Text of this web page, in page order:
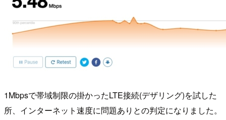
1Mbpsで帯域制限の掛かったLTE接続(デザリング)を試した
所、インターネット速度に問題ありとの判定になりました。